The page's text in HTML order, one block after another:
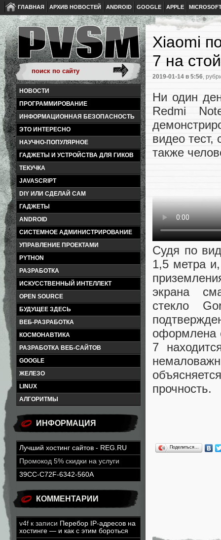
ГЛАВНАЯ АРХИВ НОВОСТЕЙ ANDROID GOOGLE APPLE
НОВОСТИ
ПРОГРАММИРОВАНИЕ
ИНФОРМАЦИОННАЯ БЕЗОПАСНОСТЬ
ЭТО ИНТЕРЕСНО
НАУЧНО-ПОПУЛЯРНОЕ
ГАДЖЕТЫ И УСТРОЙСТВА ДЛЯ ГИКОВ
ТЕКУЧКА
JAVASCRIPT
DIY ИЛИ СДЕЛАЙ САМ
ГАДЖЕТЫ
ANDROID
СИСТЕМНОЕ АДМИНИСТРИРОВАНИЕ
УПРАВЛЕНИЕ ПРОЕКТАМИ
PYTHON
РАЗРАБОТКА
ИСКУССТВЕННЫЙ ИНТЕЛЛЕКТ
OPEN SOURCE
БУДУЩЕЕ ЗДЕСЬ
ВЕБ-РАЗРАБОТКА
КОСМОНАВТИКА
РАЗРАБОТКА ВЕБ-САЙТОВ
GOOGLE
ЖЕЛЕЗО
LINUX
АЛГОРИТМЫ
ИНФОРМАЦИЯ
Лучший хостинг сайтов - REG.RU
Промокод 5% скидки на услуги
39CC-C72F-6342-560A
КОММЕНТАРИИ
v4f к записи Перебор IP-адресов на
хостинге — и как с этим бороться
Xiaomi
7 на
2019-01-14 в 5:56,
Ни один
Redmi
видео
также
Судя по
1,5 метра
экрана
стекло
оформлена
7
прочность.
Поделиться…